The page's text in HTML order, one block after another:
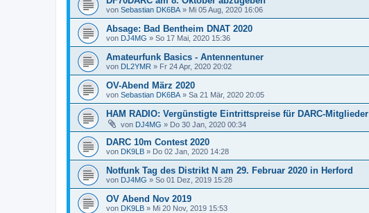
von Sebastian DK6BA » Mi 05 Aug, 2020 16:06
Absage: Bad Bentheim DNAT 2020
von DJ4MG » So 17 Mai, 2020 15:36
Amateurfunk Basics - Antennentuner
von DL2YMR » Fr 24 Apr, 2020 20:02
OV-Abend März 2020
von Sebastian DK6BA » Sa 21 Mär, 2020 20:05
HAM RADIO: Vergünstigte Eintrittspreise für DARC-Mitglieder
von DJ4MG » Do 30 Jan, 2020 00:34
DARC 10m Contest 2020
von DK9LB » Do 02 Jan, 2020 14:28
Notfunk Tag des Distrikt N am 29. Februar 2020 in Herford
von DJ4MG » So 01 Dez, 2019 15:28
OV Abend Nov 2019
von DK9LB » Mi 20 Nov, 2019 15:53